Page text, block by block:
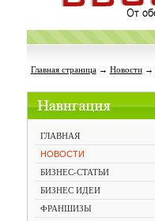
Главная страница→ Новости→
ГЛАВНАЯ
НОВОСТИ
БИЗНЕС-СТАТЬИ
БИЗНЕС ИДЕИ
ФРАНШИЗЫ